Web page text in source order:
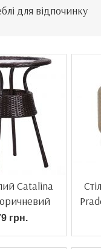
для відпочинку
Catalina
грн.